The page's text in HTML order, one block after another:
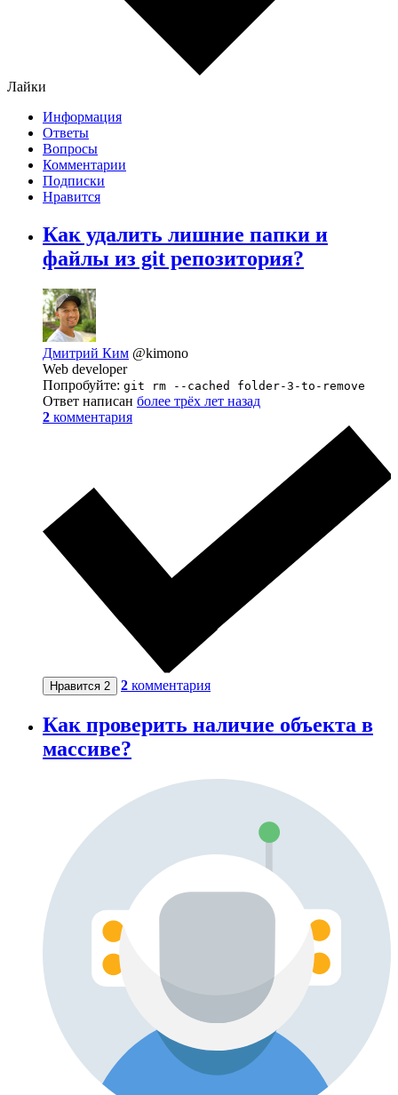
Лайки
Информация
Ответы
Вопросы
Комментарии
Подписки
Нравится
Как удалить лишние папки и
файлы из git репозитория?
Дмитрий Ким @kimono
Web developer
Попробуйте: git rm --cached folder-3-to-remove
Ответ написан более трёх лет назад
2 комментария
Нравится 2 2 комментария
Как проверить наличие объекта в
массиве?